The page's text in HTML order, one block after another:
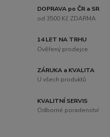
DOPRAVA po ČR a SR
od 3500 Kč ZDARMA
14 LET NA TRHU
Ověřený prodejce
ZÁRUKA a KVALITA
U všech produktů
KVALITNÍ SERVIS
Odborné poradenství